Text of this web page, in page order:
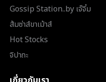
Gossip Station..by เจ๊จิ๋ม
ส้มซ่าส์ขาเม้าส์
Hot Stocks
จิปาถะ